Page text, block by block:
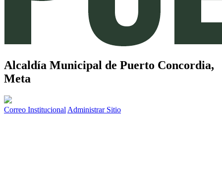
Alcaldía Municipal de Puerto Concordia,
Meta
Correo Institucional Administrar Sitio